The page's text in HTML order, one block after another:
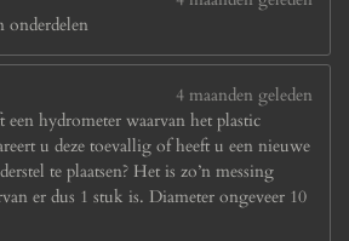
onderdelen
4 maanden geleden
een hydrometer waarvan het plastic
u deze toevallig of heeft u een nieuwe
te plaatsen? Het is zo’n messing
er dus 1 stuk is. Diameter ongeveer 10